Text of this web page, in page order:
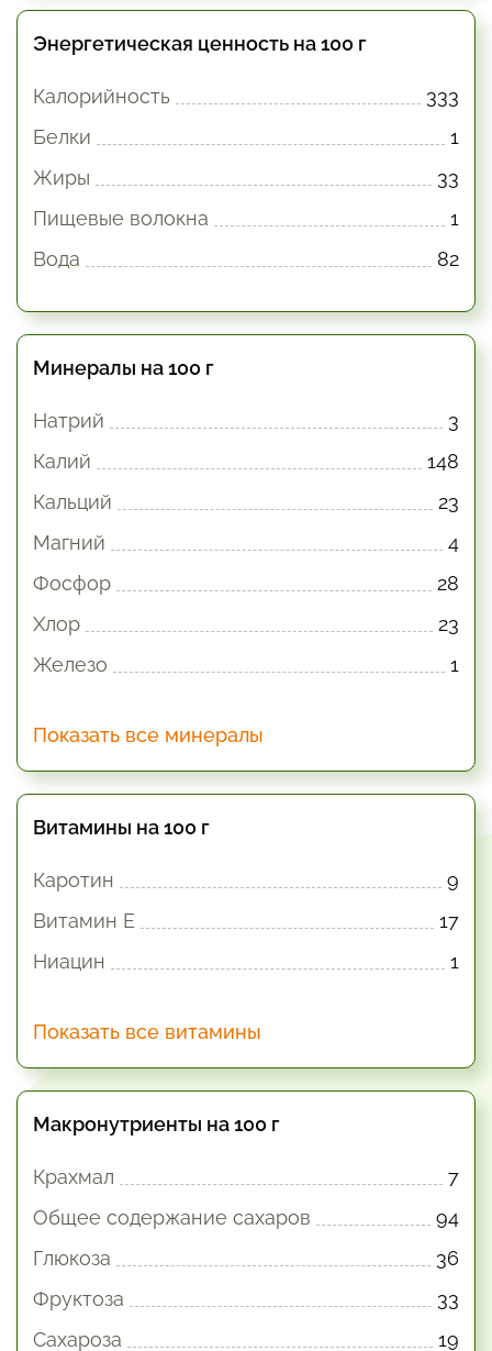
Энергетическая ценность на 100 г
Калорийность
333
Белки
1
Жиры
33
Пищевые волокна
1
Вода
82
Минералы на 100 г
Натрий
3
Калий
148
Кальций
23
Магний
4
Фосфор
28
Хлор
23
Железо
1
Показать все минералы
Витамины на 100 г
Каротин
9
Витамин E
17
Ниацин
1
Показать все витамины
Макронутриенты на 100 г
Крахмал
7
Общее содержание сахаров
94
Глюкоза
36
Фруктоза
33
Сахароза
19